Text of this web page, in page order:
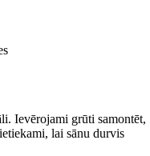
Ievērojami grūti samontēt,
lai sānu durvis